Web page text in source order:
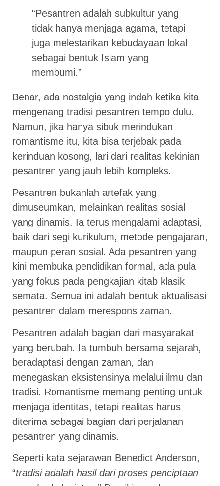
“Pesantren adalah subkultur yang
tidak hanya menjaga agama, tetapi
juga melestarikan kebudayaan lokal
sebagai bentuk Islam yang
membumi.”
Benar, ada nostalgia yang indah ketika kita
mengenang tradisi pesantren tempo dulu.
Namun, jika hanya sibuk merindukan
romantisme itu, kita bisa terjebak pada
kerinduan kosong, lari dari realitas kekinian
pesantren yang jauh lebih kompleks.
Pesantren bukanlah artefak yang
dimuseumkan, melainkan realitas sosial
yang dinamis. Ia terus mengalami adaptasi,
baik dari segi kurikulum, metode pengajaran,
maupun peran sosial. Ada pesantren yang
kini membuka pendidikan formal, ada pula
yang fokus pada pengkajian kitab klasik
semata. Semua ini adalah bentuk aktualisasi
pesantren dalam merespons zaman.
Pesantren adalah bagian dari masyarakat
yang berubah. Ia tumbuh bersama sejarah,
beradaptasi dengan zaman, dan
menegaskan eksistensinya melalui ilmu dan
tradisi. Romantisme memang penting untuk
menjaga identitas, tetapi realitas harus
diterima sebagai bagian dari perjalanan
pesantren yang dinamis.
Seperti kata sejarawan Benedict Anderson,
“tradisi adalah hasil dari proses penciptaan